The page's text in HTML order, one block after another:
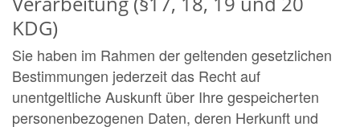
KDG)
Sie haben im Rahmen der geltenden gesetzlichen
Bestimmungen jederzeit das Recht auf
unentgeltliche Auskunft über Ihre gespeicherten
personenbezogenen Daten, deren Herkunft und